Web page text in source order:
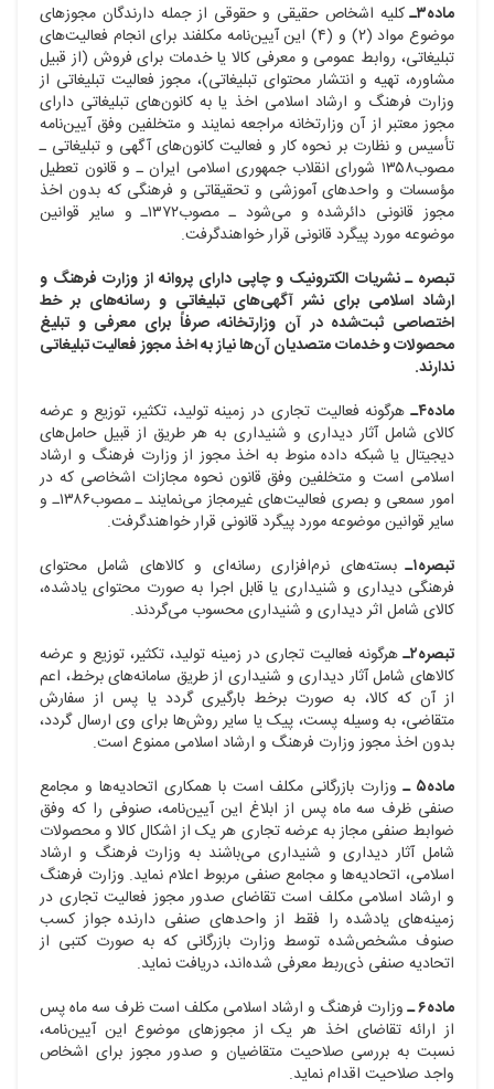
ماده۳ـ
کلیه اشخاص حقیقی و حقوقی از جمله دارندگان مجوزهای
موضوع مواد (۲) و (۴) این آیین‌نامه مکلفند برای انجام فعالیت‌های
تبلیغاتی، روابط عمومی و معرفی کالا یا خدمات برای فروش (از قبیل
مشاوره، تهیه و انتشار محتوای تبلیغاتی)، مجوز فعالیت تبلیغاتی از
وزارت فرهنگ و ارشاد اسلامی اخذ یا به کانون‌های تبلیغاتی دارای
مجوز معتبر از آن وزارتخانه مراجعه نمایند و متخلفین وفق آیین‌نامه
تأسیس و نظارت بر نحوه کار و فعالیت کانون‌های آگهی و تبلیغاتی ـ
مصوب۱۳۵۸ شورای انقلاب جمهوری اسلامی ایران ـ و قانون تعطیل
مؤسسات و واحدهای آموزشی و تحقیقاتی و فرهنگی که بدون اخذ
مجوز قانونی دائرشده و می‌شود ـ مصوب۱۳۷۲ـ و سایر قوانین
موضوعه مورد پیگرد قانونی قرار خواهندگرفت.
تبصره ـ نشریات الکترونیک و چاپی دارای پروانه از وزارت فرهنگ و
ارشاد اسلامی برای نشر آگهی‌های تبلیغاتی و رسانه‌های بر خط
اختصاصی ثبت‌شده در آن وزارتخانه‌، صرفاً برای معرفی و تبلیغ
محصولات و خدمات متصدیان آن‌ها نیاز به اخذ مجوز فعالیت تبلیغاتی
ندارند.
ماده۴ـ
هرگونه فعالیت تجاری در زمینه تولید، تکثیر، توزیع و عرضه
کالای شامل آثار دیداری و شنیداری به هر طریق از قبیل حامل‌های
دیجیتال یا شبکه داده منوط به اخذ مجوز از وزارت فرهنگ و ارشاد
اسلامی است و متخلفین وفق قانون نحوه مجازات اشخاصی که در
امور سمعی و بصری فعالیت‌های غیرمجاز می‌نمایند ـ مصوب۱۳۸۶ـ و
سایر قوانین موضوعه مورد پیگرد قانونی قرار خواهندگرفت.
تبصره۱ـ
بسته‌های نرم‌افزاری رسانه‌ای و کالاهای شامل محتوای
فرهنگی دیداری و شنیداری یا قابل اجرا به صورت محتوای یادشده،
کالای شامل اثر دیداری و شنیداری محسوب می‌گردند.
تبصره۲ـ
هرگونه فعالیت تجاری در زمینه تولید، تکثیر، توزیع و عرضه
کالاهای شامل آثار دیداری و شنیداری از طریق سامانه‌های برخط، اعم
از آن که کالا، به صورت برخط بارگیری گردد یا پس از سفارش
متقاضی، به وسیله پست، پیک یا سایر روش‌ها برای وی ارسال گردد،
بدون اخذ مجوز وزارت فرهنگ و ارشاد اسلامی ممنوع است.
ماده۵ ـ
وزارت بازرگانی مکلف است با همکاری اتحادیه‌ها و مجامع
صنفی ظرف سه ماه پس از ابلاغ این آیین‌نامه، صنوفی را که وفق
ضوابط صنفی مجاز به عرضه تجاری هر یک از اشکال کالا و محصولات
شامل آثار دیداری و شنیداری می‌باشند به وزارت فرهنگ و ارشاد
اسلامی، اتحادیه‌ها و مجامع صنفی مربوط اعلام نماید. وزارت فرهنگ
و ارشاد اسلامی مکلف است تقاضای صدور مجوز فعالیت تجاری در
زمینه‌های یادشده را فقط از واحدهای صنفی دارنده جواز کسب
صنوف مشخص‌شده توسط وزارت بازرگانی که به صورت کتبی از
اتحادیه صنفی ذی‌ربط معرفی شده‌اند، دریافت نماید.
ماده۶ ـ
وزارت فرهنگ و ارشاد اسلامی مکلف است ظرف سه ماه پس
از ارائه تقاضای اخذ هر یک از مجوزهای موضوع این آیین‌نامه،
نسبت به بررسی صلاحیت متقاضیان و صدور مجوز برای اشخاص
واجد صلاحیت اقدام نماید.